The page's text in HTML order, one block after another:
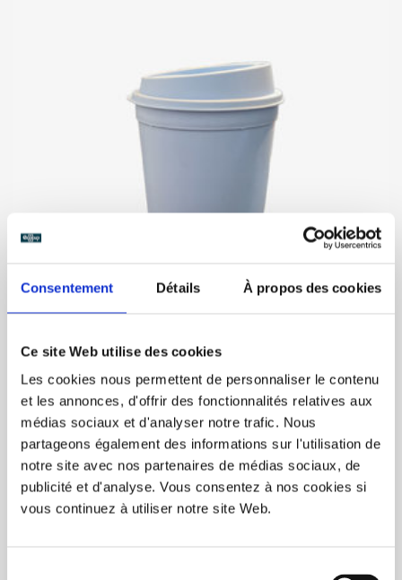
Consentement Détails À propos des cookies
Ce site Web utilise des cookies
Les cookies nous permettent de personnaliser le contenu
et les annonces, d'offrir des fonctionnalités relatives aux
médias sociaux et d'analyser notre trafic. Nous
partageons également des informations sur l'utilisation de
notre site avec nos partenaires de médias sociaux, de
publicité et d'analyse. Vous consentez à nos cookies si
vous continuez à utiliser notre site Web.
Hotcup Vierge – 30cl/10oz – 50/boîte
95,00$CA
Prix unitaire: 1,90$CA
Page 1 de 1